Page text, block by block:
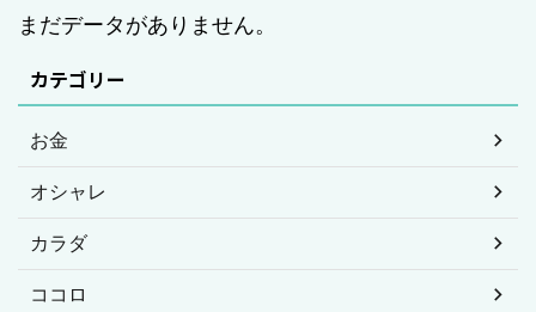
まだデータがありません。
カテゴリー
お金
オシャレ
カラダ
ココロ